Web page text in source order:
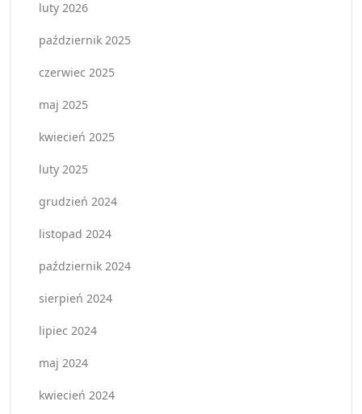
luty 2026
październik 2025
czerwiec 2025
maj 2025
kwiecień 2025
luty 2025
grudzień 2024
listopad 2024
październik 2024
sierpień 2024
lipiec 2024
maj 2024
kwiecień 2024